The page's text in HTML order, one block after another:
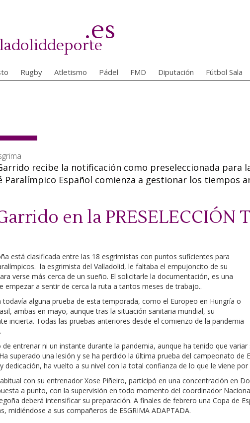
.es
Rugby Atletismo Pádel FMD Diputación Fútbol Sala
recibe la notificación como preseleccionada para
Paralímpico Español comienza a gestionar los tiempos
en la PRESELECCIÓN
está clasificada entre las 18 esgrimistas con puntos suficientes para
la esgrimista del Valladolid, le faltaba el empujoncito de su
verse más cerca de un sueño. El solicitarle la documentación, es una
empezar a sentir de cerca la ruta a tantos meses de trabajo..
todavía alguna prueba de esta temporada, como el Europeo en Hungría o
ambas en mayo, aunque tras la situación sanitaria mundial, su
incierta. Todas las pruebas anteriores desde el comienzo de la pandemia
entrenar ni un instante durante la pandemia, aunque ha tenido que
superado una lesión y se ha perdido la última prueba del campeonato de
dedicación, ha vuelto a su nivel con la total confianza de lo que le viene por
con su entrenador Xose Piñeiro, participó en una concentración en
a punto, con la supervisión en todo momento del coordinador
deberá intensificar su preparación. A finales de febrero una Copa de
midiéndose a sus compañeros de ESGRIMA ADAPTADA.